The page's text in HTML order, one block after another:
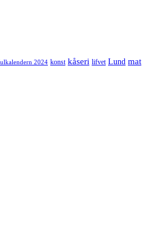
2024 konst kåseri lifvet Lund mat